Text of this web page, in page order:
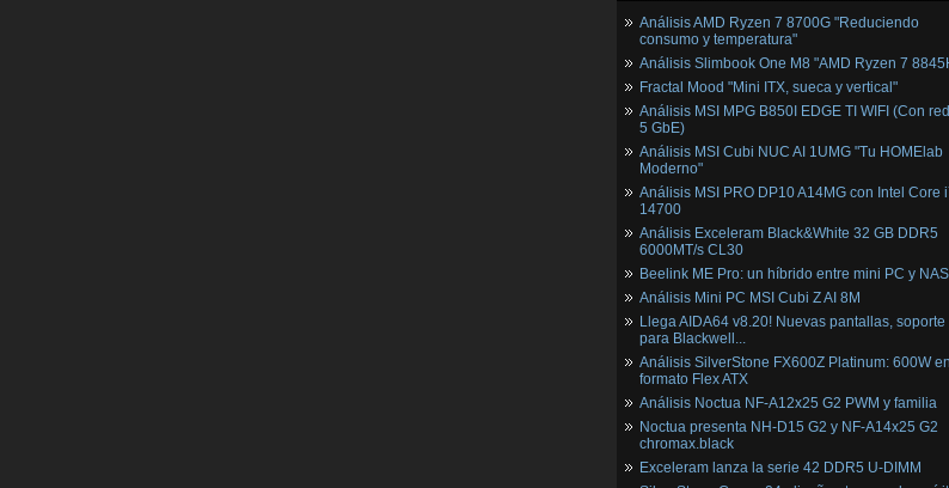
Análisis AMD Ryzen 7 8700G "Reduciendo
consumo y temperatura"
Análisis Slimbook One M8 "AMD Ryzen 7
Fractal Mood "Mini ITX, sueca y vertical"
Análisis MSI MPG B850I EDGE TI WIFI (Con
5 GbE)
Análisis MSI Cubi NUC AI 1UMG "Tu HOMElab
Moderno"
Análisis MSI PRO DP10 A14MG con Intel Core
14700
Análisis Exceleram Black&White 32 GB DDR5
6000MT/s CL30
Beelink ME Pro: un híbrido entre mini PC y NAS
Análisis Mini PC MSI Cubi Z AI 8M
Llega AIDA64 v8.20! Nuevas pantallas, soporte
para Blackwell...
Análisis SilverStone FX600Z Platinum: 600W
formato Flex ATX
Análisis Noctua NF-A12x25 G2 PWM y familia
Noctua presenta NH-D15 G2 y NF-A14x25 G2
chromax.black
Exceleram lanza la serie 42 DDR5 U-DIMM